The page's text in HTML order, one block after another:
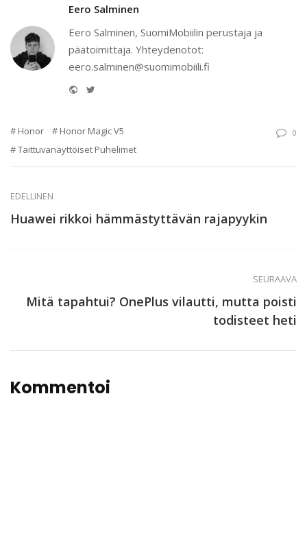
Eero Salminen
Eero Salminen, SuomiMobiilin perustaja ja
päätoimittaja. Yhteydenotot:
eero.salminen@suomimobiili.fi
Website
Honor
Honor Magic V5
Taittuvanäyttöiset Puhelimet
0
EDELLINEN
Huawei rikkoi hämmästyttävän rajapyykin
SEURAAVA
Mitä tapahtui? OnePlus vilautti, mutta poisti
todisteet heti
Kommentoi